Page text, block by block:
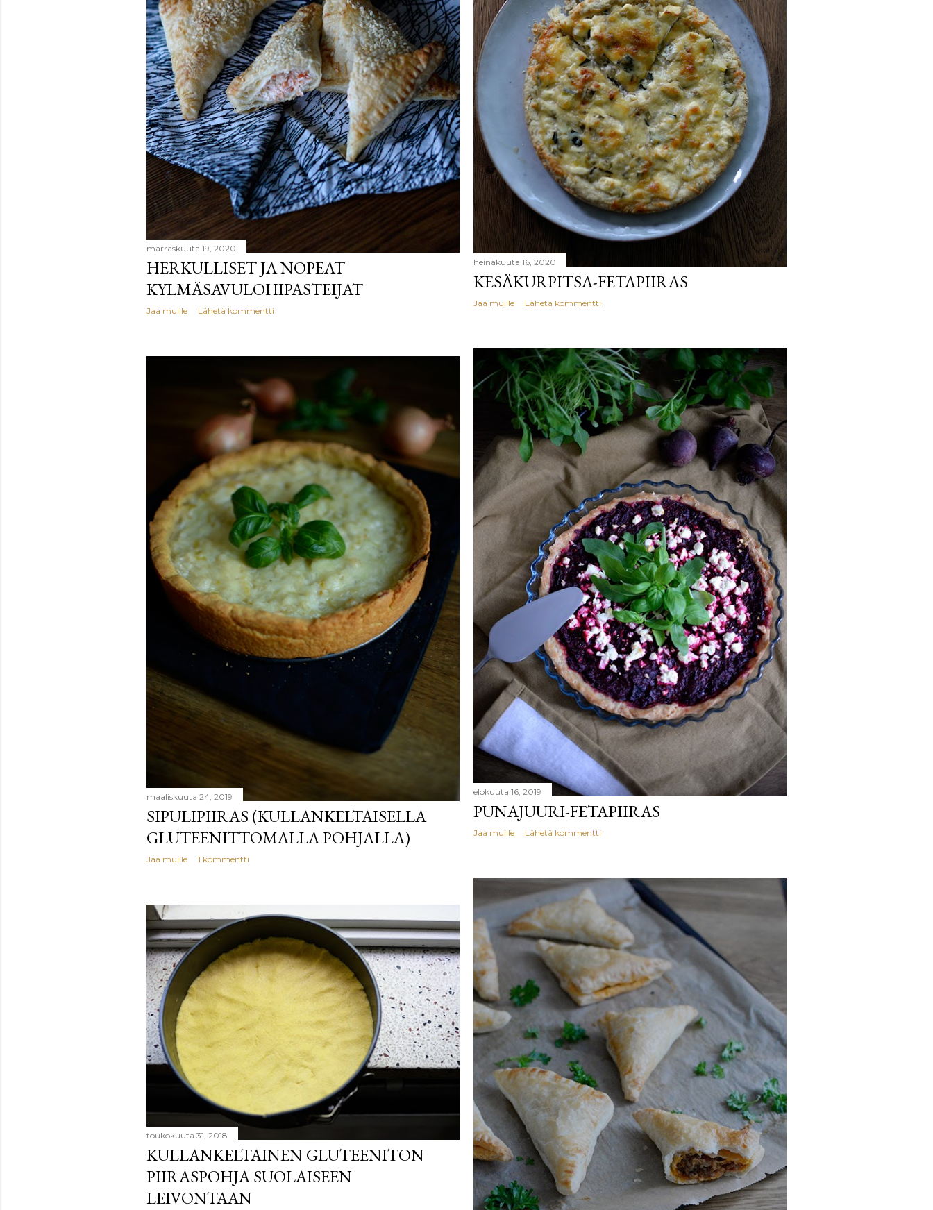
marraskuuta 19, 2020
HERKULLISET JA NOPEAT
KYLMÄSAVULOHIPASTEIJAT
Jaa muille Lähetä kommentti
heinäkuuta 16, 2020
KESÄKURPITSA-FETAPIIRAS
Jaa muille Lähetä kommentti
elokuuta 16, 2019
PUNAJUURI-FETAPIIRAS
Jaa muille Lähetä kommentti
maaliskuuta 24, 2019
SIPULIPIIRAS (KULLANKELTAISELLA
GLUTEENITTOMALLA POHJALLA)
Jaa muille 1 kommentti
toukokuuta 31, 2018
KULLANKELTAINEN GLUTEENITON
PIIRASPOHJA SUOLAISEEN
LEIVONTAAN